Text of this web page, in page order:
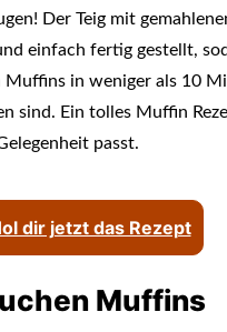
Der Teig mit
einfach fertig gestellt,
Muffins in weniger als 10
sind. Ein tolles Muffin
passt.
dir jetzt das Rezept
Muffins